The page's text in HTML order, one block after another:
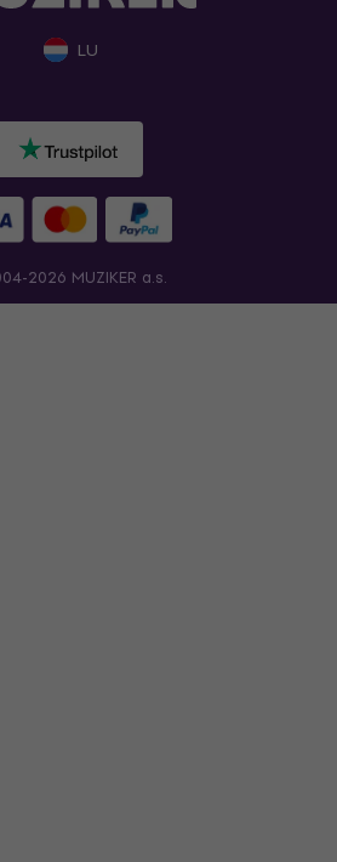
LU
2026 MUZIKER a.s.